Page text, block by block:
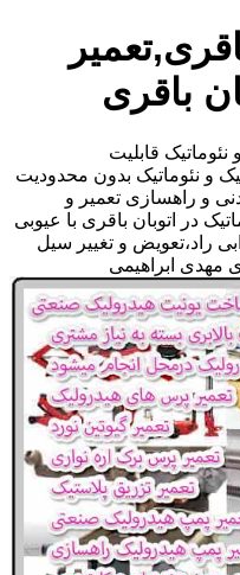
باقری
و نئوماتیک قابلیت
و نئوماتیک بدون محدودیت
و راهسازی تعمیر و
در اتوبان باقری با عیوبی
راد،تعویض و تغییر سیل